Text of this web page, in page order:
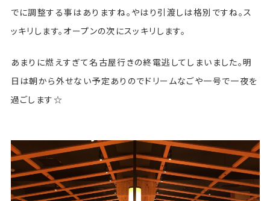
でに調整する事はありますね。やはり引渡しは格別ですね。ス
ッキリします。オープンの次にスッキリします。
あまりに燃えすぎて名古屋行きの終電逃してしまいました。明
日は朝から外せない予定ありのでドリームなごや一号で一夜を
過ごします☆